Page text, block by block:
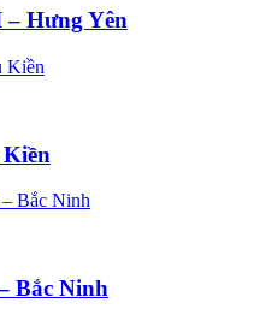
Hưng Yên
Bắc Ninh